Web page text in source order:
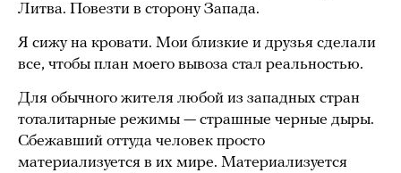
Литва. Повезти в сторону Запада.
Я сижу на кровати. Мои близкие и друзья сделали
все, чтобы план моего вывоза стал реальностью.
Для обычного жителя любой из западных стран
тоталитарные режимы — страшные черные дыры.
Сбежавший оттуда человек просто
материализуется в их мире. Материализуется